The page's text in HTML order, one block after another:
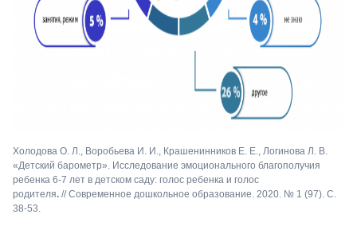
Холодова О. Л., Воробьева И. И., Крашенинников Е. Е., Логинова Л. В.
«Детский барометр». Исследование эмоционального благополучия
ребенка 6-7 лет в детском саду: голос ребенка и голос
родителя. // Современное дошкольное образование. 2020. № 1 (97). С.
38-53.